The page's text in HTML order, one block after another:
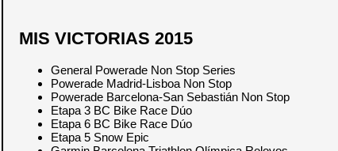
MIS VICTORIAS 2015
General Powerade Non Stop Series
Powerade Madrid-Lisboa Non Stop
Powerade Barcelona-San Sebastián Non Stop
Etapa 3 BC Bike Race Dúo
Etapa 6 BC Bike Race Dúo
Etapa 5 Snow Epic